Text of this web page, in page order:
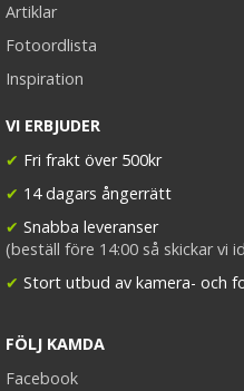
Artiklar
Fotoordlista
Inspiration
VI ERBJUDER
✔ Fri frakt över 500kr
✔ 14 dagars ångerrätt
✔ Snabba leveranser
(beställ före 14:00 så skickar vi
✔ Stort utbud av kamera- och
FÖLJ KAMDA
Facebook